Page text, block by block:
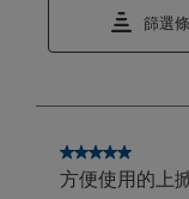
篩選
第
項，5星，共5星。
方便使用的上